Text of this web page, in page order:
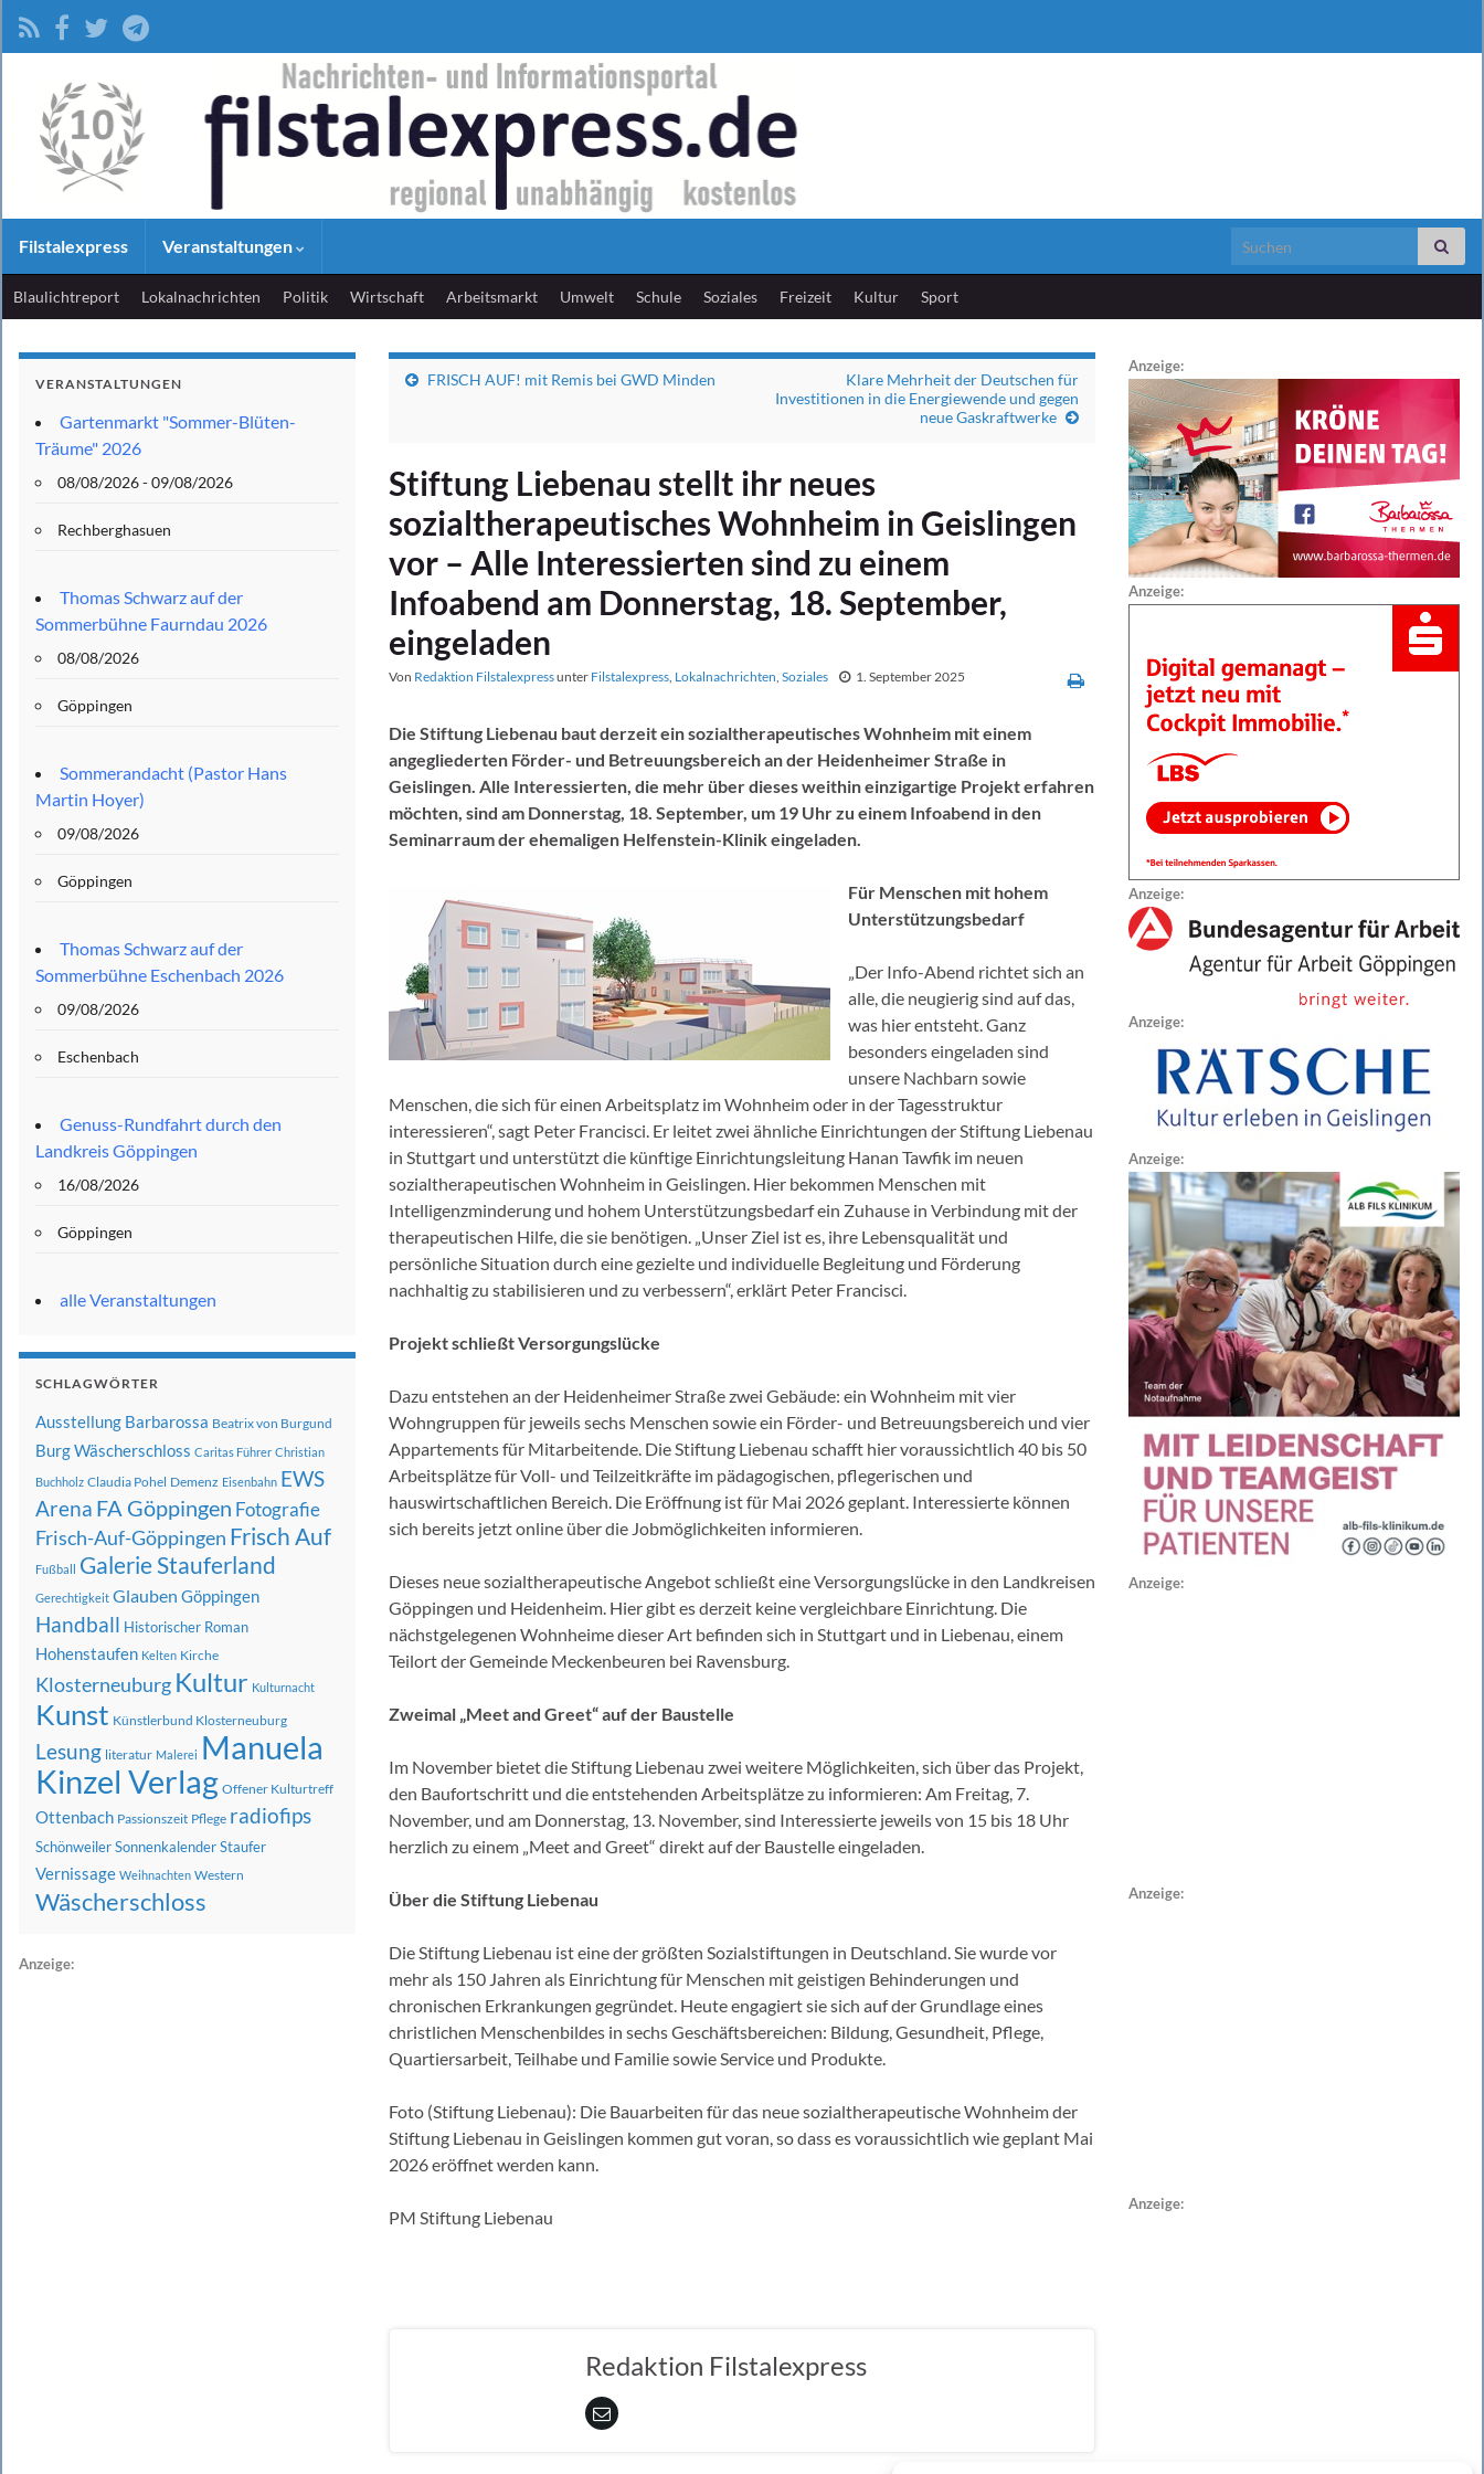
Filstalexpress Veranstaltungen Search for:
Blaulichtreport Lokalnachrichten Politik Wirtschaft Arbeitsmarkt Umwelt Schule Soziales Freizeit Kultur Sport
FRISCH AUF! mit Remis bei GWD Minden
Klare Mehrheit der Deutschen für
Investitionen in die Energiewende und gegen
neue Gaskraftwerke
Stiftung Liebenau stellt ihr neues
sozialtherapeutisches Wohnheim in Geislingen
vor – Alle Interessierten sind zu einem
Infoabend am Donnerstag, 18. September,
eingeladen
Von Redaktion Filstalexpressunter Filstalexpress, Lokalnachrichten, Soziales 1. September 2025
Die Stiftung Liebenau baut derzeit ein sozialtherapeutisches Wohnheim mit einem
angegliederten Förder- und Betreuungsbereich an der Heidenheimer Straße in
Geislingen. Alle Interessierten, die mehr über dieses weithin einzigartige Projekt erfahren
möchten, sind am Donnerstag, 18. September, um 19 Uhr zu einem Infoabend in den
Seminarraum der ehemaligen Helfenstein-Klinik eingeladen.
Für Menschen mit hohem
Unterstützungsbedarf
„Der Info-Abend richtet sich an
alle, die neugierig sind auf das,
was hier entsteht. Ganz
besonders eingeladen sind
unsere Nachbarn sowie
Menschen, die sich für einen Arbeitsplatz im Wohnheim oder in der Tagesstruktur
interessieren“, sagt Peter Francisci. Er leitet zwei ähnliche Einrichtungen der Stiftung Liebenau
in Stuttgart und unterstützt die künftige Einrichtungsleitung Hanan Tawfik im neuen
sozialtherapeutischen Wohnheim in Geislingen. Hier bekommen Menschen mit
Intelligenzminderung und hohem Unterstützungsbedarf ein Zuhause in Verbindung mit der
therapeutischen Hilfe, die sie benötigen. „Unser Ziel ist es, ihre Lebensqualität und
persönliche Situation durch eine gezielte und individuelle Begleitung und Förderung
nachhaltig zu stabilisieren und zu verbessern“, erklärt Peter Francisci.
Projekt schließt Versorgungslücke
Dazu entstehen an der Heidenheimer Straße zwei Gebäude: ein Wohnheim mit vier
Wohngruppen für jeweils sechs Menschen sowie ein Förder- und Betreuungsbereich und vier
Appartements für Mitarbeitende. Die Stiftung Liebenau schafft hier voraussichtlich 40 bis 50
Arbeitsplätze für Voll- und Teilzeitkräfte im pädagogischen, pflegerischen und
hauswirtschaftlichen Bereich. Die Eröffnung ist für Mai 2026 geplant. Interessierte können
sich bereits jetzt online über die Jobmöglichkeiten informieren.
Dieses neue sozialtherapeutische Angebot schließt eine Versorgungslücke in den Landkreisen
Göppingen und Heidenheim. Hier gibt es derzeit keine vergleichbare Einrichtung. Die
nächstgelegenen Wohnheime dieser Art befinden sich in Stuttgart und in Liebenau, einem
Teilort der Gemeinde Meckenbeuren bei Ravensburg.
Zweimal „Meet and Greet“ auf der Baustelle
Im November bietet die Stiftung Liebenau zwei weitere Möglichkeiten, sich über das Projekt,
den Baufortschritt und die entstehenden Arbeitsplätze zu informieren: Am Freitag, 7.
November, und am Donnerstag, 13. November, sind Interessierte jeweils von 15 bis 18 Uhr
herzlich zu einem „Meet and Greet“ direkt auf der Baustelle eingeladen.
Über die Stiftung Liebenau
Die Stiftung Liebenau ist eine der größten Sozialstiftungen in Deutschland. Sie wurde vor
mehr als 150 Jahren als Einrichtung für Menschen mit geistigen Behinderungen und
chronischen Erkrankungen gegründet. Heute engagiert sie sich auf der Grundlage eines
christlichen Menschenbildes in sechs Geschäftsbereichen: Bildung, Gesundheit, Pflege,
Quartiersarbeit, Teilhabe und Familie sowie Service und Produkte.
Foto (Stiftung Liebenau): Die Bauarbeiten für das neue sozialtherapeutische Wohnheim der
Stiftung Liebenau in Geislingen kommen gut voran, so dass es voraussichtlich wie geplant Mai
2026 eröffnet werden kann.
PM Stiftung Liebenau
Redaktion Filstalexpress
VERANSTALTUNGEN
Gartenmarkt "Sommer-Blüten-
Träume" 2026
08/08/2026 - 09/08/2026
Rechberghasuen
Thomas Schwarz auf der
Sommerbühne Faurndau 2026
08/08/2026
Göppingen
Sommerandacht (Pastor Hans
Martin Hoyer)
09/08/2026
Göppingen
Thomas Schwarz auf der
Sommerbühne Eschenbach 2026
09/08/2026
Eschenbach
Genuss-Rundfahrt durch den
Landkreis Göppingen
16/08/2026
Göppingen
alle Veranstaltungen
SCHLAGWÖRTER
Ausstellung Barbarossa Beatrix von Burgund
Burg Wäscherschloss Caritas Führer Christian
Buchholz Claudia Pohel Demenz Eisenbahn EWS
Arena FA Göppingen Fotografie
Frisch-Auf-Göppingen Frisch Auf
Fußball Galerie Stauferland
Gerechtigkeit Glauben Göppingen
Handball Historischer Roman
Hohenstaufen Kelten Kirche
Klosterneuburg Kultur Kulturnacht
Kunst Künstlerbund Klosterneuburg
Lesung literatur Malerei Manuela
Kinzel Verlag Offener Kulturtreff
Ottenbach Passionszeit Pflege radiofips
SchönweilerSonnenkalenderStaufer
Vernissage Weihnachten Western
Wäscherschloss
Anzeige:
Anzeige:
Anzeige:
Anzeige:
Anzeige:
Anzeige:
Anzeige:
Anzeige:
Anzeige: